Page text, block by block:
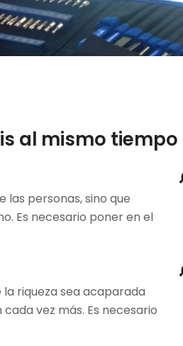
al mismo tiempo
las personas, sino que
Es necesario poner en el
riqueza sea acaparada
vez más. Es necesario